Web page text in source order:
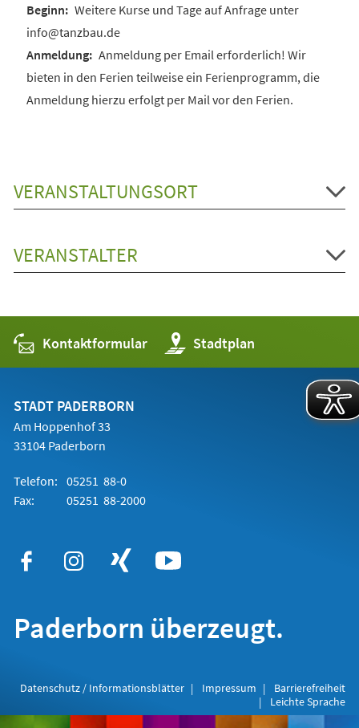
Weitere Kurse und Tage auf Anfrage unter
info@tanzbau.de
Anmeldung per Email erforderlich! Wir
bieten in den Ferien teilweise ein Ferienprogramm, die
Anmeldung hierzu erfolgt per Mail vor den Ferien.
VERANSTALTUNGSORT
VERANSTALTER
Kontaktformular Stadtplan
(Öffnet
in
einem
STADT PADERBORN
Am Hoppenhof 33
33104 Paderborn
Telefon: 05251 88-0
Fax:
05251 88-2000
Paderborn überzeugt.
Datenschutz / Informationsblätter Impressum
Barrierefreiheit
Leichte Sprache